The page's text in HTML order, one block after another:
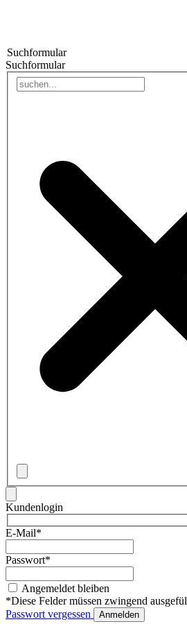
Suchformular
Suchformular
Kundenlogin
E-Mail*
Passwort*
Angemeldet bleiben
*Diese Felder müssen zwingend
Passwort vergessen